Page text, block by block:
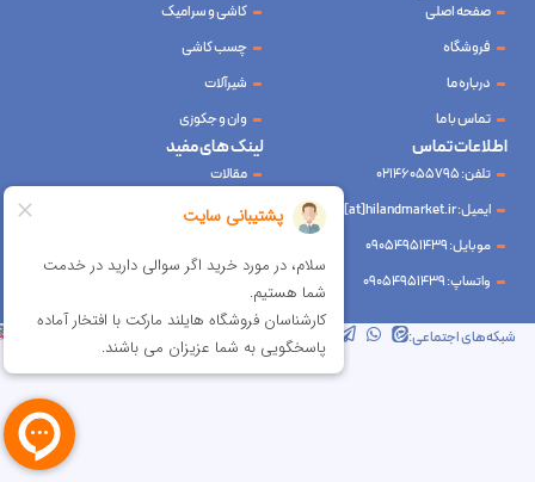
شبکه‌های اجتماعی: ابرسرور
صفحه اصلی
فروشگاه
درباره ما
تماس با ما
کاشی و سرامیک
چسب کاشی
شیرآلات
وان و جکوزی
لینک های مفید
مقالات
قوانین و مقررات
سوالات متداول
اطلاعات تماس
تلفن: 02146055795
ایمیل: info[at]hilandmarket.ir
موبایل: 09054951439
واتساپ: 09054951439